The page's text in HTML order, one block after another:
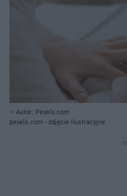
Autor: Pexels.com
pexels.com - zdjęcie ilustracyjne